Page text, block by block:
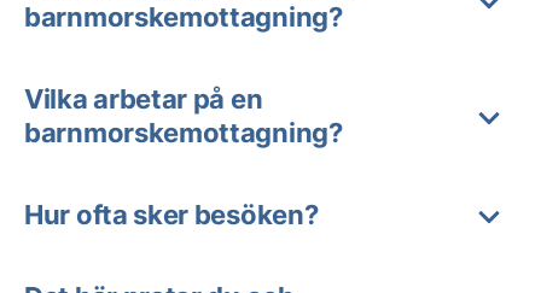
barnmorskemottagning?
Vilka arbetar på en
barnmorskemottagning?
Hur ofta sker besöken?